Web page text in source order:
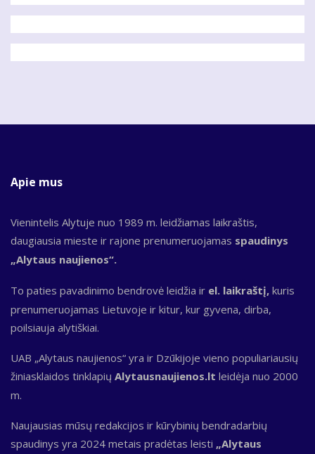
Apie mus
Vienintelis Alytuje nuo 1989 m. leidžiamas laikraštis,
daugiausia mieste ir rajone prenumeruojamas spaudinys
„Alytaus naujienos“.
To paties pavadinimo bendrovė leidžia ir el. laikraštį, kuris
prenumeruojamas Lietuvoje ir kitur, kur gyvena, dirba,
poilsiauja alytiškiai.
UAB „Alytaus naujienos“ yra ir Dzūkijoje vieno populiariausių
žiniasklaidos tinklapių Alytausnaujienos.lt leidėja nuo 2000
m.
Naujausias mūsų redakcijos ir kūrybinių bendradarbių
spaudinys yra 2024 metais pradėtas leisti „Alytaus